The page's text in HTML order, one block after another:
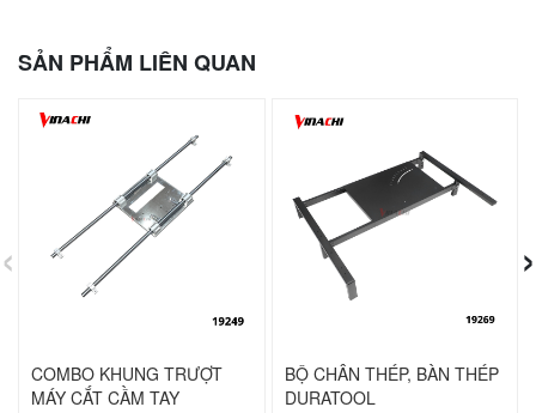
SẢN PHẨM LIÊN QUAN
COMBO KHUNG TRƯỢT
MÁY CẮT CẦM TAY
BỘ CHÂN THÉP, BÀN THÉP
DURATOOL
‹ ›